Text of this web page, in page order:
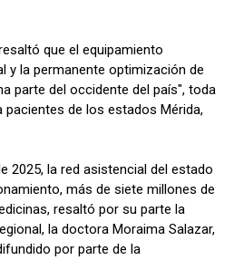
que el equipamiento
y la permanente optimización de
parte del occidente del país", toda
pacientes de los estados Mérida,
2025, la red asistencial del estado
más de siete millones de
resaltó por su parte la
la doctora Moraima Salazar,
por parte de la